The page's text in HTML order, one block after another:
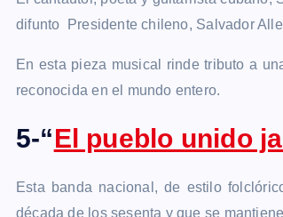
difunto Presidente chileno, Salvador
En esta pieza musical rinde tributo a
reconocida en el mundo entero.
5-“El pueblo unido
Esta banda nacional, de estilo
década de los sesenta y que se